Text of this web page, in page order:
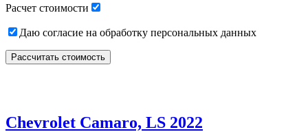
Расчет стоимости
Даю согласие на обработку персональных данных
Chevrolet Camaro, LS 2022